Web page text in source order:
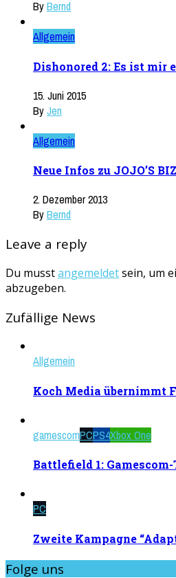
ByBernd
Allgemein
Dishonored 2: Es ist mir
15. Juni 2015
ByJen
Allgemein
Neue Infos zu JOJO’S
2. Dezember 2013
ByBernd
Leave a reply
Du musstangemeldetsein, um
abzugeben.
Zufällige News
Allgemein
Koch Media übernimmt
gamescomPCPS4Xbox One
Battlefield 1:
PC
Zweite Kampagne
Folge uns